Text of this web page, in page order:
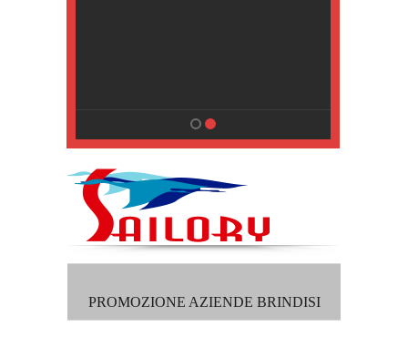
PROMOZIONE AZIENDE BRINDISI